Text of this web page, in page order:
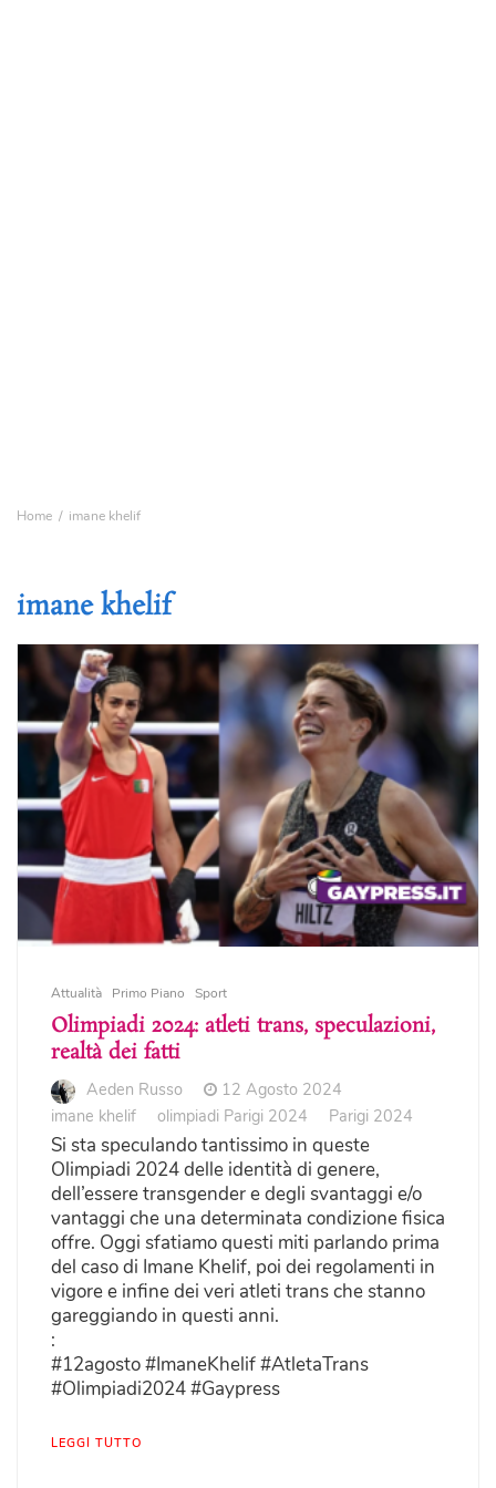
Home imane khelif
imane khelif
Attualità Primo Piano Sport
Olimpiadi 2024: atleti trans, speculazioni,
realtà dei fatti
Aeden Russo
12 Agosto 2024
imane khelif
olimpiadi Parigi 2024 Parigi 2024
Si sta speculando tantissimo in queste
Olimpiadi 2024 delle identità di genere,
dell’essere transgender e degli svantaggi e/o
vantaggi che una determinata condizione fisica
offre. Oggi sfatiamo questi miti parlando prima
del caso di Imane Khelif, poi dei regolamenti in
vigore e infine dei veri atleti trans che stanno
gareggiando in questi anni.
:
#12agosto #ImaneKhelif #AtletaTrans
#Olimpiadi2024 #Gaypress
LEGGI TUTTO